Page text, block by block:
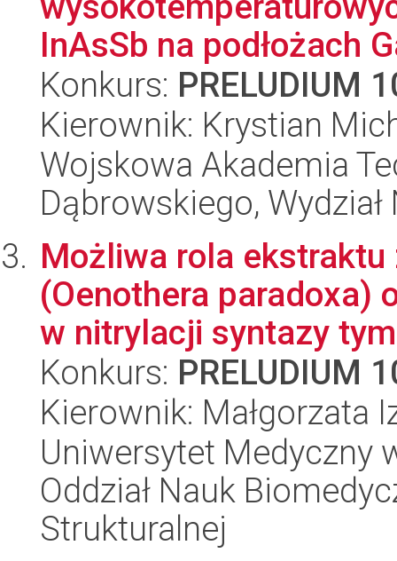
InAsSb na podłożach
Konkurs: PRELUDIUM
Kierownik: Krystian
Wojskowa Akademia
Dąbrowskiego,
Możliwa rola ekstraktu
(Oenothera paradoxa)
w nitrylacji syntazy
Konkurs: PRELUDIUM
Kierownik: Małgorzata
Uniwersytet Medyczny
Oddział Nauk
Strukturalnej